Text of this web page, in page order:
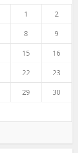
1 2
8 9
15 16
22 23
29 30